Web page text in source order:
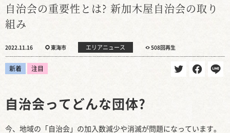
自治会の重要性とは? 新加木屋自治会の取り
組み
2022.11.16 東海市 エリアニュース 508回再生
新着 注目
自治会ってどんな団体?
今、地域の「自治会」の加入数減少や消滅が問題になっています。